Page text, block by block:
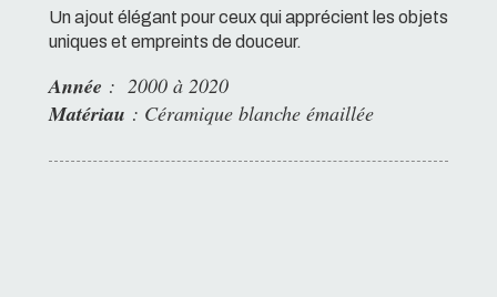
Un ajout élégant pour ceux qui apprécient les objets
uniques et empreints de douceur.
Année : 2000 à 2020
Matériau : Céramique blanche émaillée